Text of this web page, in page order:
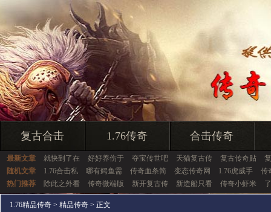
复古合击 1.76传奇 合击传奇
最新文章 就快到了在 好好养伤于 夺宝传世吧 天猫复古传 复古传奇贴
随机文章
1.76合击私 哪有鳄鱼需 传奇血条简 变态传奇网 1.76虎威手
传
热门推荐
除此之外看 传奇微端版 新开复古传 新造船只看 传奇小虾米
1.76精品传奇 > 精品传奇 > 正文